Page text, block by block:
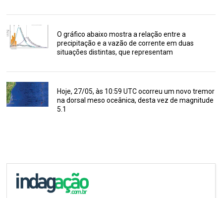
O gráfico abaixo mostra a relação entre a
precipitação e a vazão de corrente em duas
situações distintas, que representam
Hoje, 27/05, às 10:59 UTC ocorreu um novo tremor
na dorsal meso oceânica, desta vez de magnitude
5.1